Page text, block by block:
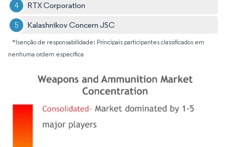
RTX Corporation
Kalashnikov Concern JSC
*Isenção de responsabilidade: Principais participantes classificados em
nenhuma ordem específica